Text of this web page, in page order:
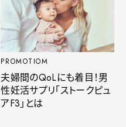
PROMOTIOM
夫婦間のQoLにも着目！男
性妊活サプリ「ストークピュ
アF3」とは